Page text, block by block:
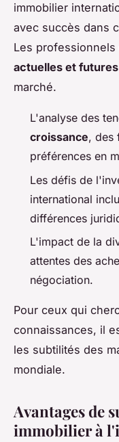
immobilier
avec succès dans
Les
actuelles et futures
marché.
L'analyse des
croissance, des
préférences en
Les défis de
international
différences
L'impact de la
attentes des
négociation.
Pour ceux qui
connaissances, il
les subtilités des
mondiale.
Avantages de
immobilier à